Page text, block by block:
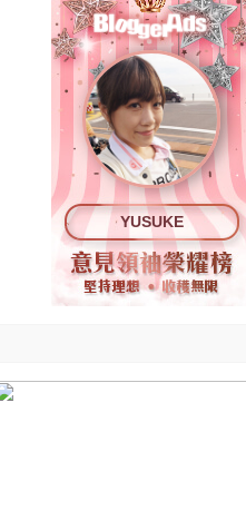
YUSUKE